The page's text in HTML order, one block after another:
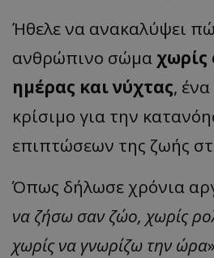
Ήθελε να ανακαλύψει
ανθρώπινο σώμα χωρίς
ημέρας και νύχτας,
κρίσιμο για την
επιπτώσεων της ζωής
Όπως δήλωσε χρόνια
να ζήσω σαν ζώο, χωρίς
χωρίς να γνωρίζω την ώρα